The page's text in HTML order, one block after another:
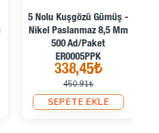
5 Nolu Kuşgözü Gümüş -
Nikel Paslanmaz 8,5 Mm
500 Ad/Paket
ER0005PPK
338,45₺
450,91₺
SEPETE EKLE